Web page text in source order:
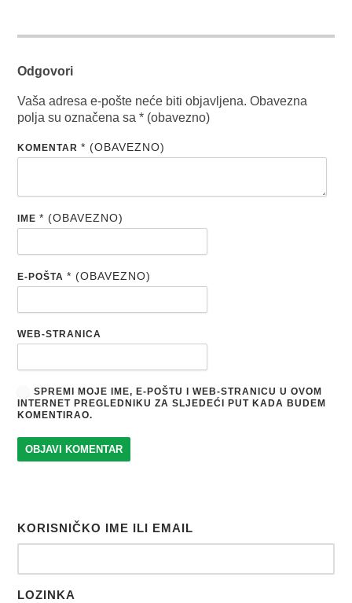
Odgovori
Vaša adresa e-pošte neće biti objavljena. Obavezna
polja su označena sa* (obavezno)
KOMENTAR* (OBAVEZNO)
IME* (OBAVEZNO)
E-POŠTA* (OBAVEZNO)
WEB-STRANICA
SPREMI MOJE IME, E-POŠTU I WEB-STRANICU U OVOM
INTERNET PREGLEDNIKU ZA SLJEDEĆI PUT KADA BUDEM
KOMENTIRAO.
KORISNIČKO IME ILI EMAIL
LOZINKA